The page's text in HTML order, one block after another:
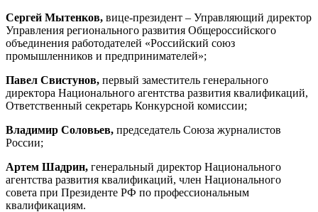
Сергей Мытенков, вице-президент – Управляющий директор
Управления регионального развития Общероссийского
объединения работодателей «Российский союз
промышленников и предпринимателей»;
Павел Свистунов, первый заместитель генерального
директора Национального агентства развития квалификаций,
Ответственный секретарь Конкурсной комиссии;
Владимир Соловьев, председатель Союза журналистов
России;
Артем Шадрин, генеральный директор Национального
агентства развития квалификаций, член Национального
совета при Президенте РФ по профессиональным
квалификациям.